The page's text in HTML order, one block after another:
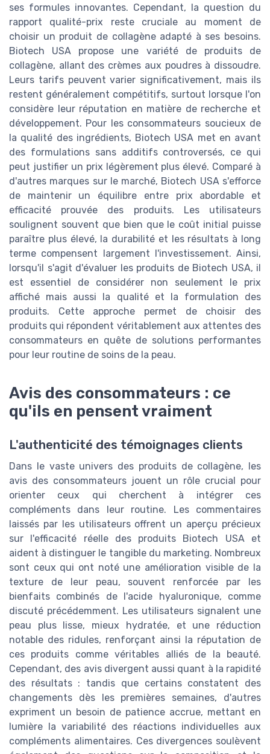
ses formules innovantes. Cependant, la question du
rapport qualité-prix reste cruciale au moment de
choisir un produit de collagène adapté à ses besoins.
Biotech USA propose une variété de produits de
collagène, allant des crèmes aux poudres à dissoudre.
Leurs tarifs peuvent varier significativement, mais ils
restent généralement compétitifs, surtout lorsque l'on
considère leur réputation en matière de recherche et
développement. Pour les consommateurs soucieux de
la qualité des ingrédients, Biotech USA met en avant
des formulations sans additifs controversés, ce qui
peut justifier un prix légèrement plus élevé. Comparé à
d'autres marques sur le marché, Biotech USA s'efforce
de maintenir un équilibre entre prix abordable et
efficacité prouvée des produits. Les utilisateurs
soulignent souvent que bien que le coût initial puisse
paraître plus élevé, la durabilité et les résultats à long
terme compensent largement l'investissement. Ainsi,
lorsqu'il s'agit d'évaluer les produits de Biotech USA, il
est essentiel de considérer non seulement le prix
affiché mais aussi la qualité et la formulation des
produits. Cette approche permet de choisir des
produits qui répondent véritablement aux attentes des
consommateurs en quête de solutions performantes
pour leur routine de soins de la peau.
Avis des consommateurs : ce
qu'ils en pensent vraiment
L'authenticité des témoignages clients
Dans le vaste univers des produits de collagène, les
avis des consommateurs jouent un rôle crucial pour
orienter ceux qui cherchent à intégrer ces
compléments dans leur routine. Les commentaires
laissés par les utilisateurs offrent un aperçu précieux
sur l'efficacité réelle des produits Biotech USA et
aident à distinguer le tangible du marketing. Nombreux
sont ceux qui ont noté une amélioration visible de la
texture de leur peau, souvent renforcée par les
bienfaits combinés de l'acide hyaluronique, comme
discuté précédemment. Les utilisateurs signalent une
peau plus lisse, mieux hydratée, et une réduction
notable des ridules, renforçant ainsi la réputation de
ces produits comme véritables alliés de la beauté.
Cependant, des avis divergent aussi quant à la rapidité
des résultats : tandis que certains constatent des
changements dès les premières semaines, d'autres
expriment un besoin de patience accrue, mettant en
lumière la variabilité des réactions individuelles aux
compléments alimentaires. Ces divergences soulèvent